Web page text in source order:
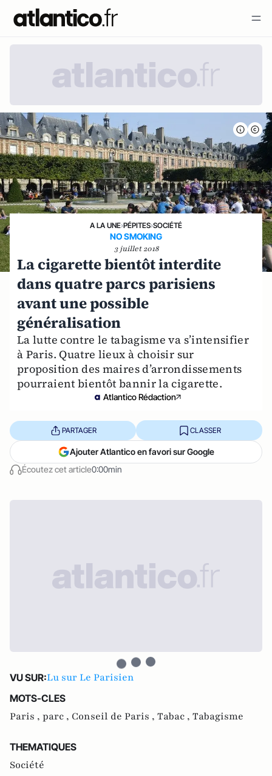
A LA UNE›PÉPITES›SOCIÉTÉ
NO SMOKING
3 juillet 2018
La cigarette bientôt interdite
dans quatre parcs parisiens
avant une possible
généralisation
La lutte contre le tabagisme va s’intensifier
à Paris. Quatre lieux à choisir sur
proposition des maires d’arrondissements
pourraient bientôt bannir la cigarette.
Atlantico Rédaction
Écoutez cet article0:00min
PARTAGER CLASSER
Ajouter Atlantico en favori sur Google
VU SUR:Lu sur Le Parisien
MOTS-CLES
Paris , parc , Conseil de Paris , Tabac , Tabagisme
THEMATIQUES
Société